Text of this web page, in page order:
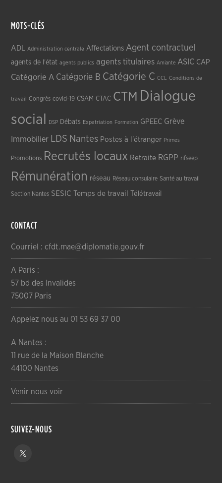
MOTS-CLÉS
ADL Administration centrale Affectations Agent contractuel
agents de l'état agents publics agents titulaires Amiante ASIC CAP
Catégorie A Catégorie B Catégorie C CCL Conditions de
travail Congrès covid-19 CSAM CTAC CTM Dialogue
social
DSP Débats Expatriation Formation GPEEC Grève
Immobilier LDS Nantes Postes à l'étranger Primes
Promotions Recrutés locaux Retraite RGPP rifseep
Rémunération réseau Réseau consulaire Santé au travail
Section Nantes SESIC Temps de travail Télétravail
CONTACT
Courriel : cfdt.mae@diplomatie.gouv.fr
A Paris :
57 bd des Invalides
75007 Paris
Appelez nous au 01 53 69 37 00
A Nantes :
11 rue de la Maison Blanche
44100 Nantes
Venir nous voir
SUIVEZ-NOUS